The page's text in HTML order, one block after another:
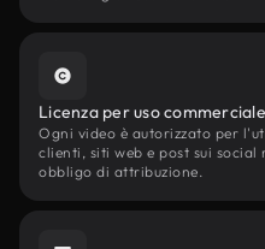
Licenza per uso commerciale
Ogni video è autorizzato per
clienti, siti web e post sui social
obbligo di attribuzione.